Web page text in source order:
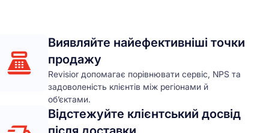
Виявляйте найефективніші точки
продажу
Revisior допомагає порівнювати сервіс, NPS та
задоволеність клієнтів між регіонами й
об’єктами.
Відстежуйте клієнтський досвід